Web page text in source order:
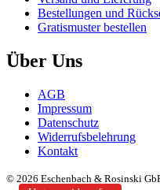
Bestellungen und
Gratismuster bestellen
Über Uns
AGB
Impressum
Datenschutz
Widerrufsbelehrung
Kontakt
© 2026 Eschenbach & Rosinski